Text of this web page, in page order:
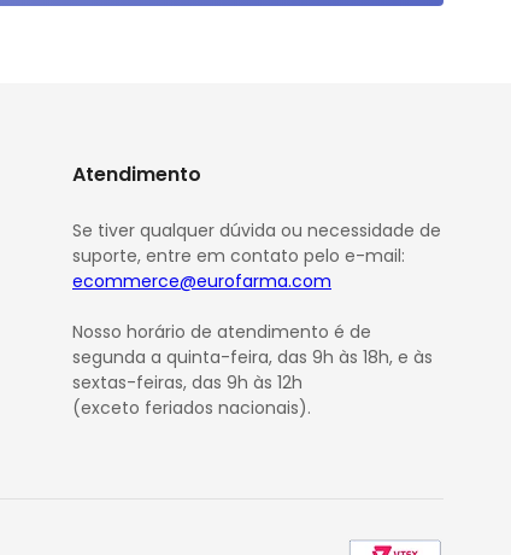
Atendimento
Se tiver qualquer dúvida ou necessidade de
suporte, entre em contato pelo e-mail:
ecommerce@eurofarma.com
Nosso horário de atendimento é de
segunda a quinta-feira, das 9h às 18h, e às
sextas-feiras, das 9h às 12h
(exceto feriados nacionais).